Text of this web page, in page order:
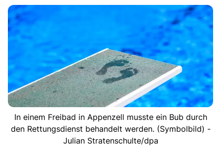
In einem Freibad in Appenzell musste ein Bub durch
den Rettungsdienst behandelt werden. (Symbolbild) -
Julian Stratenschulte/dpa